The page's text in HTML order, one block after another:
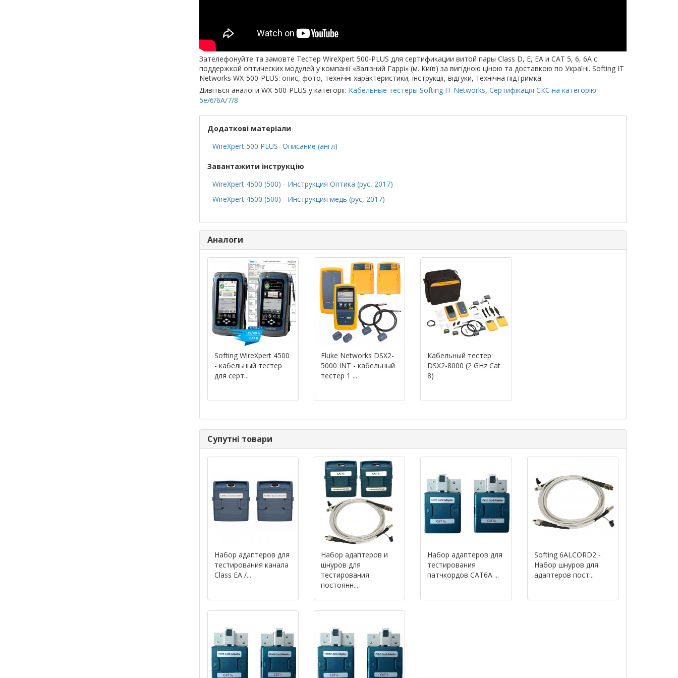
Зателефонуйте та замовте Тестер WireXpert 500-PLUS для сертификации витой пары Class D, E, EA и CAT 5, 6, 6A с
поддержкой оптических модулей у компанії «Залізний Гаррі» (м. Київ) за вигідною ціною та доставкою по Україні. Softing IT
Networks WX-500-PLUS: опис, фото, технічні характеристики, інструкції, відгуки, технічна підтримка.
Дивіться аналоги WX-500-PLUS у категорії: Кабельные тестеры Softing IT Networks, Сертифікація СКС на категорію
5e/6/6A/7/8
Додаткові матеріали
WireXpert 500 PLUS- Описание (англ)
Завантажити інструкцію
WireXpert 4500 (500) - Инструкция Оптика (рус, 2017)
WireXpert 4500 (500) - Инструкция медь (рус, 2017)
Аналоги
Softing WireXpert 4500
- кабельный тестер
для серт...
Fluke Networks DSX2-
5000 INT - кабельный
тестер 1 ...
Кабельный тестер
DSX2-8000 (2 GHz Cat
8)
Супутні товари
Набор адаптеров для
тестирования канала
Class EA /...
Набор адаптеров и
шнуров для
тестирования
постоянн...
Набор адаптеров для
тестирования
патчкордов CAT6A ...
Softing 6ALCORD2 -
Набор шнуров для
адаптеров пост...